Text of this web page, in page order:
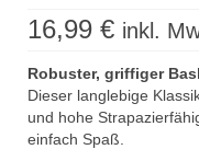
16,99 € inkl.
Robuster, griffiger
Dieser langlebige
und hohe
einfach Spaß.